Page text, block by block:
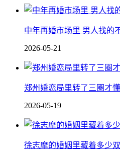
中年再婚市场里 男人找的
2026-05-21
郑州婚恋局里转了三圈才
2026-05-19
徐志摩的婚姻里藏着多少